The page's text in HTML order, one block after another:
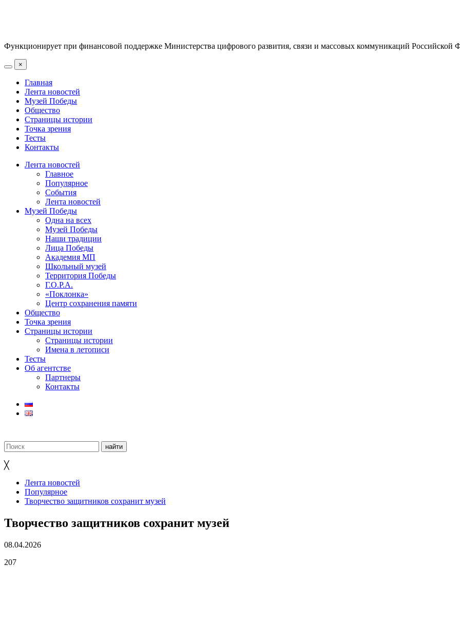
Функционирует при финансовой поддержке Министерства цифрового развития, связи и массовых коммуникаций Российской
×
Главная
Лента новостей
Музей Победы
Общество
Страницы истории
Точка зрения
Тесты
Контакты
Лента новостей
Главное
Популярное
События
Лента новостей
Музей Победы
Одна на всех
Музей Победы
Наши традиции
Лица Победы
Академия МП
Школьный музей
Территория Победы
Г.О.Р.А.
«Поклонка»
Центр сохранения памяти
Общество
Точка зрения
Страницы истории
Страницы истории
Имена в летописи
Тесты
Об агентстве
Партнеры
Контакты
╳
Лента новостей
Популярное
Творчество защитников сохранит музей
Творчество защитников сохранит музей
08.04.2026
207